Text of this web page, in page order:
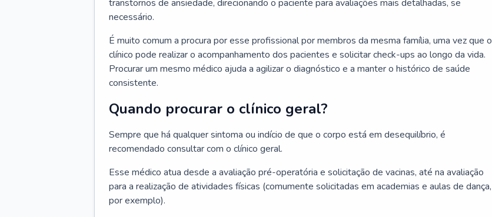
transtornos de ansiedade, direcionando o paciente para avaliações mais detalhadas, se
necessário.
É muito comum a procura por esse profissional por membros da mesma família, uma vez que o
clínico pode realizar o acompanhamento dos pacientes e solicitar check-ups ao longo da vida.
Procurar um mesmo médico ajuda a agilizar o diagnóstico e a manter o histórico de saúde
consistente.
Quando procurar o clínico geral?
Sempre que há qualquer sintoma ou indício de que o corpo está em desequilíbrio, é
recomendado consultar com o clínico geral.
Esse médico atua desde a avaliação pré-operatória e solicitação de vacinas, até na avaliação
para a realização de atividades físicas (comumente solicitadas em academias e aulas de dança,
por exemplo).